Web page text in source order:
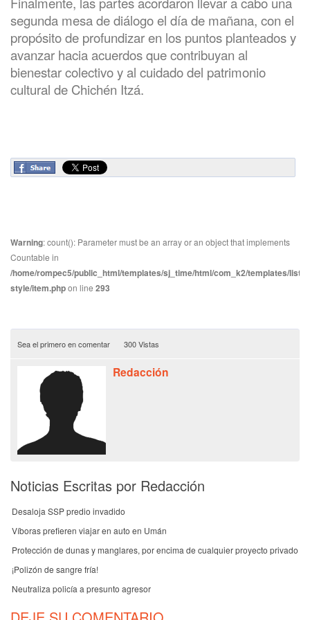
segunda mesa de diálogo el día de mañana, con el
propósito de profundizar en los puntos planteados y
avanzar hacia acuerdos que contribuyan al
bienestar colectivo y al cuidado del patrimonio
cultural de Chichén Itzá.
Warning: count(): Parameter must be an array or an object that implements
Countable in
/home/rompec5/public_html/templates/sj_time/html/com_k2/templates/
style/item.phpon line 293
Sea el primero en comentar 300 Vistas
Redacción
Noticias Escritas por Redacción
Desaloja SSP predio invadido
Víboras prefieren viajar en auto en Umán
Protección de dunas y manglares, por encima de cualquier proyecto privado
¡Polizón de sangre fría!
Neutraliza policía a presunto agresor